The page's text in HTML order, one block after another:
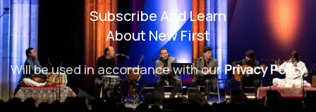
Subscribe And Learn
About New First
Will be used in accordance with ourPrivacy Policy